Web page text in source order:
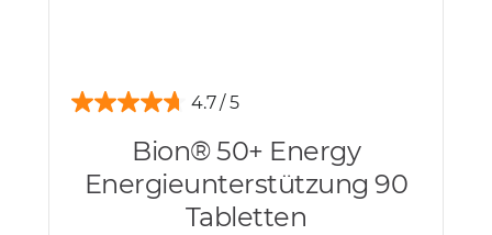
4.7
Bion® 50+ Energy
Energieunterstützung 90
Tabletten